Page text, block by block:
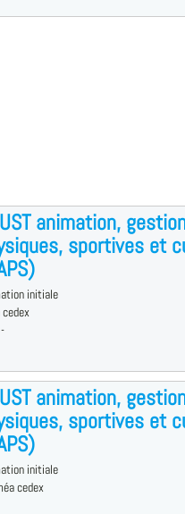
animation,
sportives et
initiale
cedex
animation,
sportives et
initiale
cedex